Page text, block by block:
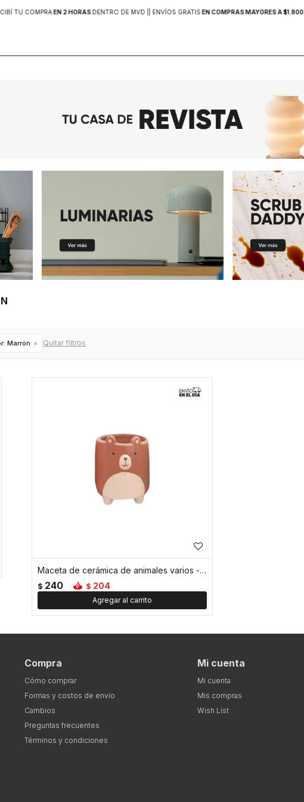
TU COMPRAEN 2 HORASDENTRO DE MVD | | ENVÍOS GRATISEN COMPRAS MAYORES A $1.800
Marrón Quitar filtros
Maceta de cerámica de animales varios - Marron
$ 240 $ 204
Compra
Cómo comprar
Formas y costos de envío
Cambios
Preguntas frecuentes
Términos y condiciones
Mi cuenta
Mi cuenta
Mis compras
Wish List